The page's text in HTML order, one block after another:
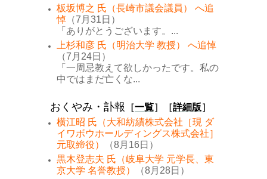
板坂博之 氏（長崎市議会議員） へ追
悼 （7月31日）
「ありがとうございます。...
上杉和彦 氏（明治大学 教授） へ追悼
（7月24日）
「一周忌教えて欲しかったです。私の
中ではまだ亡くな...
おくやみ・訃報 ［一覧］［詳細版］
横江昭 氏（大和紡績株式会社［現 ダ
イワボウホールディングス株式会社］
元取締役）
（8月16日）
黒木登志夫 氏（岐阜大学 元学長、東
京大学 名誉教授）
（8月28日）